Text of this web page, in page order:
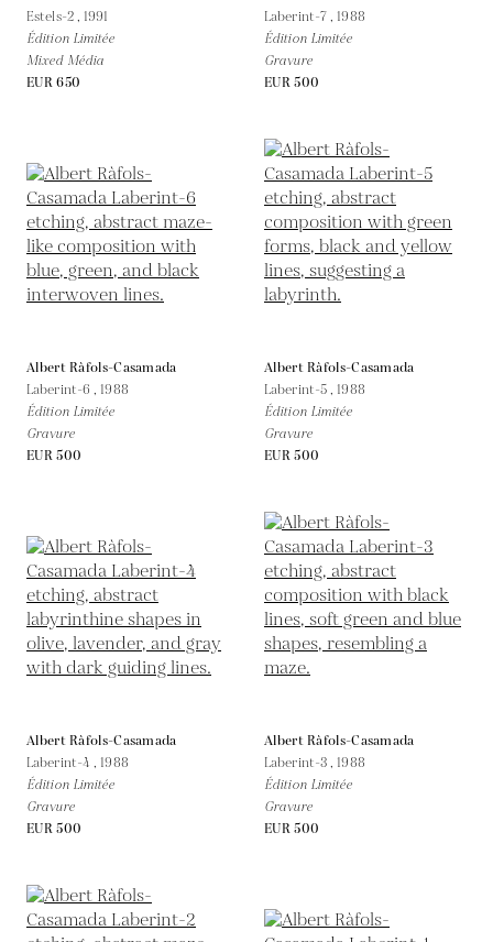
Estels-2 ,1991
Édition Limitée
Mixed Média
EUR 650
Laberint-7 ,1988
Édition Limitée
Gravure
EUR 500
Albert Ràfols-Casamada
Laberint-6 ,1988
Édition Limitée
Gravure
EUR 500
Albert Ràfols-Casamada
Laberint-5 ,1988
Édition Limitée
Gravure
EUR 500
Albert Ràfols-Casamada
Laberint-4 ,1988
Édition Limitée
Gravure
EUR 500
Albert Ràfols-Casamada
Laberint-3 ,1988
Édition Limitée
Gravure
EUR 500